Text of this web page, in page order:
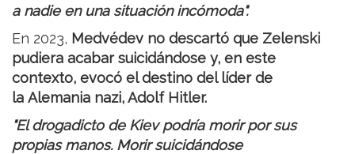
a nadie en una situación incómoda".
En 2023, Medvédev no descartó que Zelenski
pudiera acabar suicidándose y, en este
contexto, evocó el destino del líder de
la Alemania nazi, Adolf Hitler.
"El drogadicto de Kiev podría morir por sus
propias manos. Morir suicidándose